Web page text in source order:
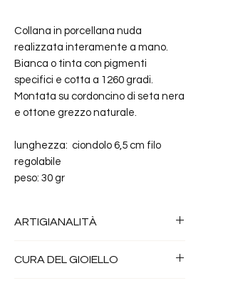
Collana in porcellana nuda
realizzata interamente a mano.
Bianca o tinta con pigmenti
specifici e cotta a 1260 gradi.
Montata su cordoncino di seta nera
e ottone grezzo naturale.
lunghezza: ciondolo 6,5 cm filo
regolabile
peso: 30 gr
ARTIGIANALITÀ
a mano artigianalmente, con un
CURA DEL GIOIELLO